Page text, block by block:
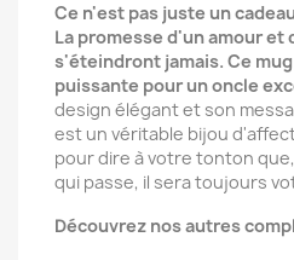
Ce n'est pas juste un
La promesse d'un amour
s'éteindront jamais. Ce
puissante pour un oncle
design élégant et son
est un véritable bijou
pour dire à votre tonton
qui passe, il sera toujours
Découvrez nos autres